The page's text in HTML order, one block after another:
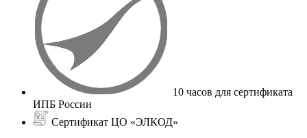
10 часов для сертификата
ИПБ России
Сертификат ЦО «ЭЛКОД»